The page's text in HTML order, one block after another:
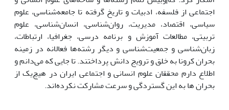
اجتماعی از فلسفه، ادبیات و تاریخ گرفته تا جامعه‌شناسی، علوم
سیاسی، اقتصاد، مدیریت، روان‌شناسی، انسان‌شناسی، علوم
تربیتی، مطالعات آموزش و برنامه درسی، جغرافیا، ارتباطات،
زبان‌شناسی و جمعیت‌شناسی و دیگر رشته‌ها فعالانه در زمینه
بحران کرونا به خلق و ترویج دانش پرداختند. تا جایی که می‌دانم و
اطلاع دارم محققان علوم انسانی و اجتماعی ایران در هیچ‌یک از
بحران ها به این گستردگی و سرعت مشارکت نکرده‌اند.